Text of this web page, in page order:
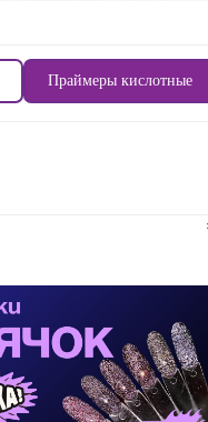
Праймеры кислотные